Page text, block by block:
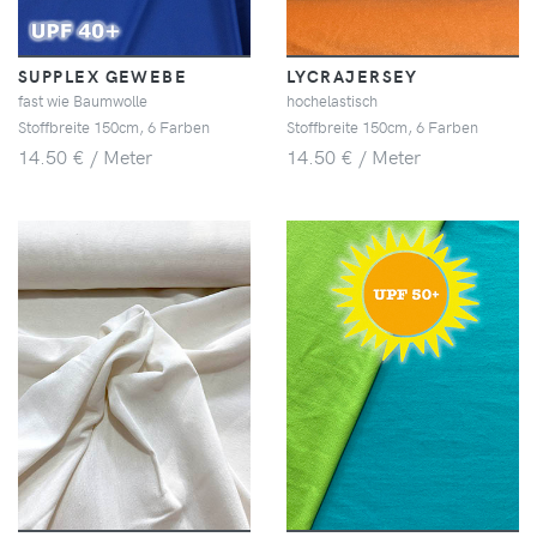
SUPPLEX GEWEBE
fast wie Baumwolle
Stoffbreite 150cm, 6 Farben
14.50 € / Meter
LYCRAJERSEY
hochelastisch
Stoffbreite 150cm, 6 Farben
14.50 € / Meter